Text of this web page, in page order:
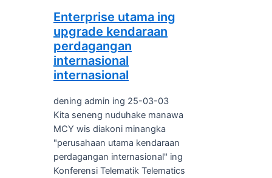
Enterprise utama ing
upgrade kendaraan
perdagangan
internasional
internasional
dening admin ing 25-03-03
Kita seneng nuduhake manawa
MCY wis diakoni minangka
"perusahaan utama kendaraan
perdagangan internasional" ing
Konferensi Telematik Telematics